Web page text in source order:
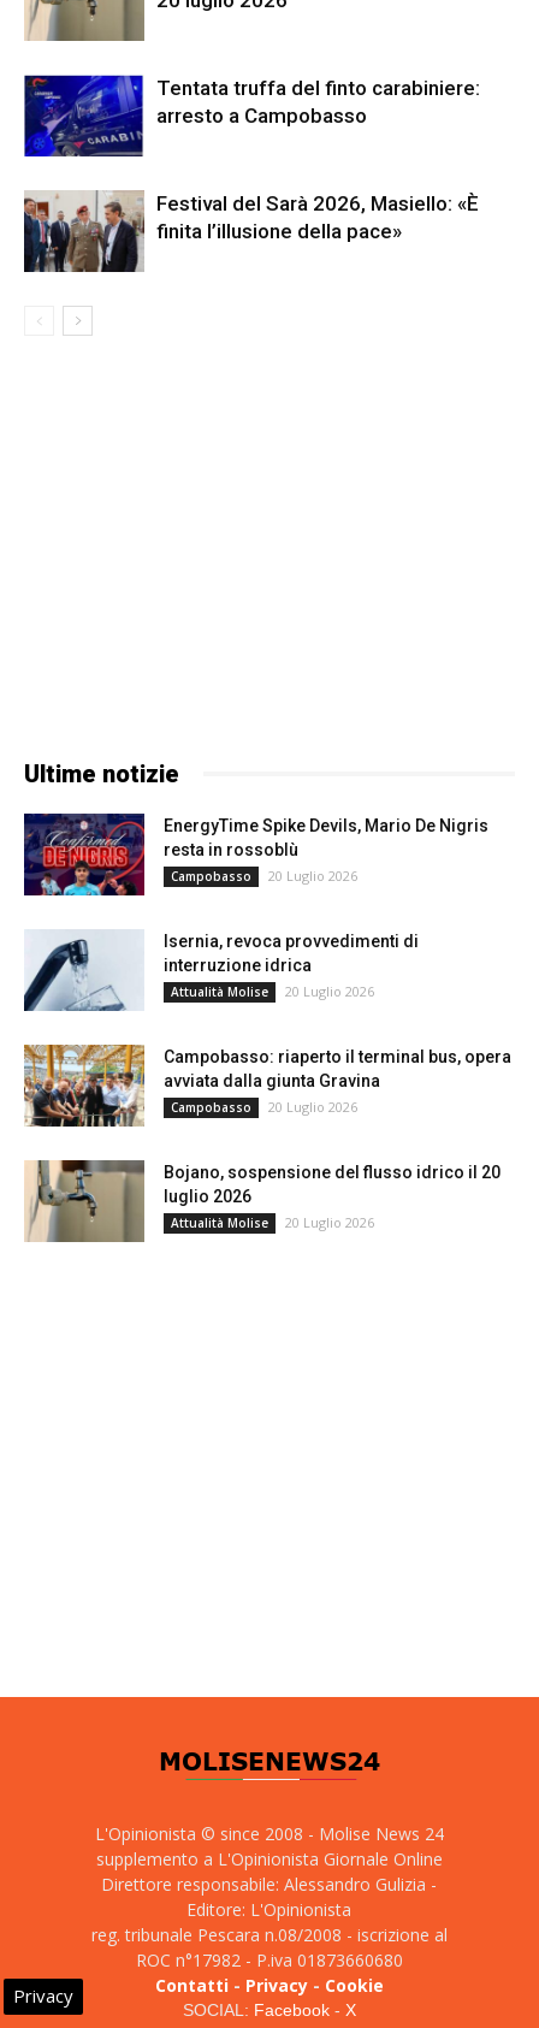
Tentata truffa del finto carabiniere:
arresto a Campobasso
Festival del Sarà 2026, Masiello: «È
finita l’illusione della pace»
Ultime notizie
EnergyTime Spike Devils, Mario De Nigris
resta in rossoblù
Campobasso 20 Luglio 2026
Isernia, revoca provvedimenti di
interruzione idrica
Attualità Molise 20 Luglio 2026
Campobasso: riaperto il terminal bus, opera
avviata dalla giunta Gravina
Campobasso 20 Luglio 2026
Bojano, sospensione del flusso idrico il 20
luglio 2026
Attualità Molise 20 Luglio 2026
L'Opinionista © since 2008 - Molise News 24
supplemento a L'Opinionista Giornale Online
Direttore responsabile: Alessandro Gulizia -
Editore: L'Opinionista
reg. tribunale Pescara n.08/2008 - iscrizione al
ROC n°17982 - P.iva 01873660680
Contatti- Privacy- Cookie
SOCIAL: Facebook- X
Privacy